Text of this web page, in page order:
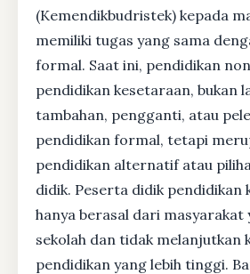
(Kemendikbudristek) kepada
memiliki tugas yang sama
formal. Saat ini, pendidikan
pendidikan kesetaraan, bukan
tambahan, pengganti, atau
pendidikan formal, tetapi
pendidikan alternatif atau
didik. Peserta didik pendidikan
hanya berasal dari masyarakat
sekolah dan tidak melanjutkan
pendidikan yang lebih tinggi.